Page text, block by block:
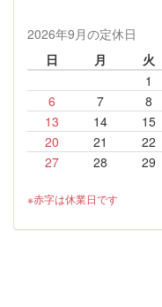
2026年9月の定休日
日
月 火
1
6
7 8
13
14 15
20
21 22
27
28 29
※赤字は休業日です